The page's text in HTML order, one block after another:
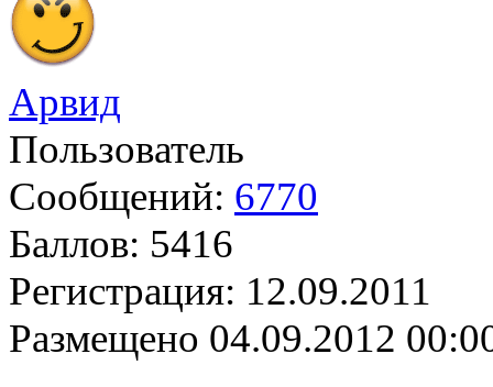
Арвид
Пользователь
Сообщений: 6770
Баллов: 5416
Регистрация: 12.09.2011
Размещено 04.09.2012